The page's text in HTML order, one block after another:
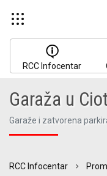
RCC Infocentar
Garaža u
Garaže i zatvorena
RCC Infocentar